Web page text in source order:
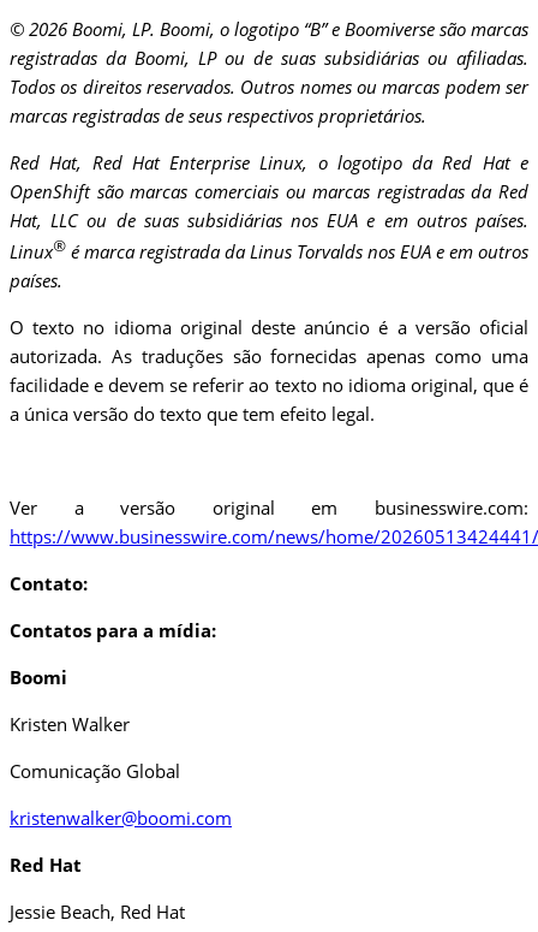
© 2026 Boomi, LP. Boomi, o logotipo “B” e Boomiverse são marcas
registradas da Boomi, LP ou de suas subsidiárias ou afiliadas.
Todos os direitos reservados. Outros nomes ou marcas podem ser
marcas registradas de seus respectivos proprietários.
Red Hat, Red Hat Enterprise Linux, o logotipo da Red Hat e
OpenShift são marcas comerciais ou marcas registradas da Red
Hat, LLC ou de suas subsidiárias nos EUA e em outros países.
Linux® é marca registrada da Linus Torvalds nos EUA e em outros
países.
O texto no idioma original deste anúncio é a versão oficial
autorizada. As traduções são fornecidas apenas como uma
facilidade e devem se referir ao texto no idioma original, que é
a única versão do texto que tem efeito legal.
Ver a versão original em businesswire.com:
https://www.businesswire.com/news/home/
Contato:
Contatos para a mídia:
Boomi
Kristen Walker
Comunicação Global
kristenwalker@boomi.com
Red Hat
Jessie Beach, Red Hat